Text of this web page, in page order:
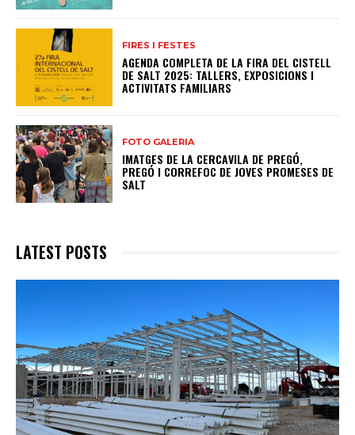
FIRES I FESTES
AGENDA COMPLETA DE LA FIRA DEL CISTELL
DE SALT 2025: TALLERS, EXPOSICIONS I
ACTIVITATS FAMILIARS
FOTO GALERIA
IMATGES DE LA CERCAVILA DE PREGÓ,
PREGÓ I CORREFOC DE JOVES PROMESES DE
SALT
LATEST POSTS